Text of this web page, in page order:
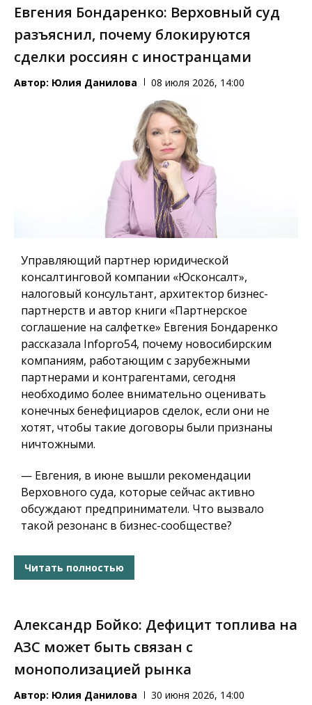
Евгения Бондаренко: Верховный суд
разъяснил, почему блокируются
сделки россиян с иностранцами
Автор: Юлия Данилова 08 июля 2026, 14:00
Управляющий партнер юридической
консалтинговой компании «Юсконсалт»,
налоговый консультант, архитектор бизнес-
партнерств и автор книги «Партнерское
соглашение на салфетке» Евгения Бондаренко
рассказала Infopro54, почему новосибирским
компаниям, работающим с зарубежными
партнерами и контрагентами, сегодня
необходимо более внимательно оценивать
конечных бенефициаров сделок, если они не
хотят, чтобы такие договоры были признаны
ничтожными.
— Евгения, в июне вышли рекомендации
Верховного суда, которые сейчас активно
обсуждают предприниматели. Что вызвало
такой резонанс в бизнес-сообществе?
Читать полностью
Александр Бойко: Дефицит топлива на
АЗС может быть связан с
монополизацией рынка
Автор: Юлия Данилова 30 июня 2026, 14:00